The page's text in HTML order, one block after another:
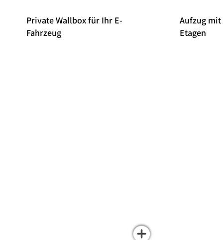
Private Wallbox für Ihr E-
Fahrzeug
Aufzug mit
Etagen